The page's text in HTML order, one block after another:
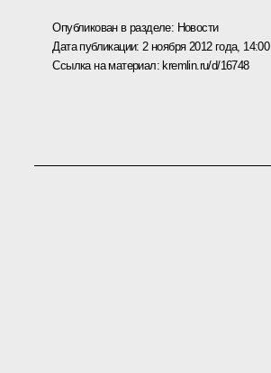
Опубликован в разделе: Новости
Дата публикации: 2 ноября 2012 года, 14:00
Ссылка на материал: kremlin.ru/d/16748